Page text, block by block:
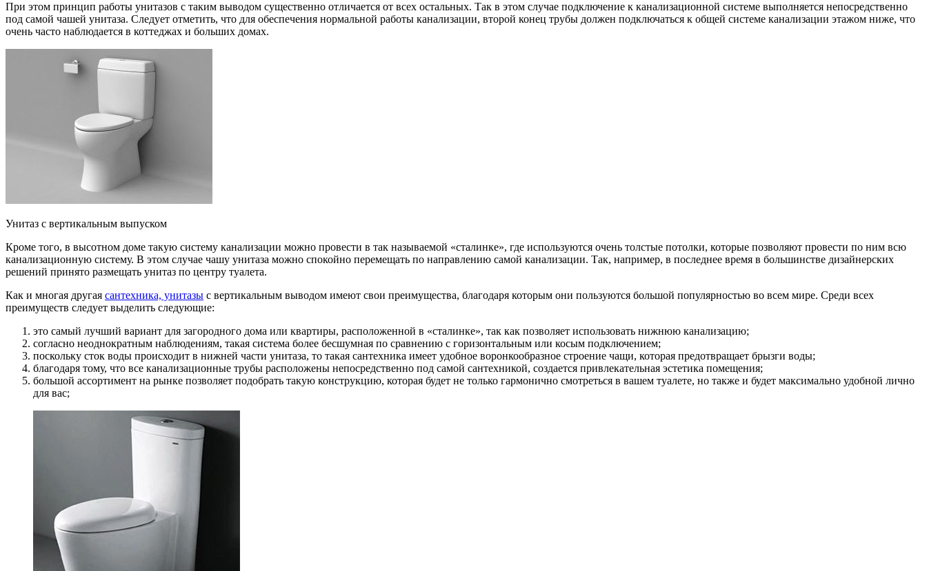
При этом принцип работы унитазов с таким выводом существенно отличается от всех остальных. Так в этом случае подключение к канализационной системе выполняется непосредственно
под самой чашей унитаза. Следует отметить, что для обеспечения нормальной работы канализации, второй конец трубы должен подключаться к общей системе канализации этажом ниже, что
очень часто наблюдается в коттеджах и больших домах.
Унитаз с вертикальным выпуском
Кроме того, в высотном доме такую систему канализации можно провести в так называемой «сталинке», где используются очень толстые потолки, которые позволяют провести по ним всю
канализационную систему. В этом случае чашу унитаза можно спокойно перемещать по направлению самой канализации. Так, например, в последнее время в большинстве дизайнерских
решений принято размещать унитаз по центру туалета.
Как и многая другая сантехника, унитазы с вертикальным выводом имеют свои преимущества, благодаря которым они пользуются большой популярностью во всем мире. Среди всех
преимуществ следует выделить следующие:
это самый лучший вариант для загородного дома или квартиры, расположенной в «сталинке», так как позволяет использовать нижнюю канализацию;
согласно неоднократным наблюдениям, такая система более бесшумная по сравнению с горизонтальным или косым подключением;
поскольку сток воды происходит в нижней части унитаза, то такая сантехника имеет удобное воронкообразное строение чащи, которая предотвращает брызги воды;
благодаря тому, что все канализационные трубы расположены непосредственно под самой сантехникой, создается привлекательная эстетика помещения;
большой ассортимент на рынке позволяет подобрать такую конструкцию, которая будет не только гармонично смотреться в вашем туалете, но также и будет максимально удобной лично
для вас;